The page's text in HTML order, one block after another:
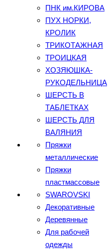
ПНК им.КИРОВА
ПУХ НОРКИ,
КРОЛИК
ТРИКОТАЖНАЯ
ТРОИЦКАЯ
ХОЗЯЮШКА-
РУКОДЕЛЬНИЦА
ШЕРСТЬ В
ТАБЛЕТКАХ
ШЕРСТЬ ДЛЯ
ВАЛЯНИЯ
Пряжки
металлические
Пряжки
пластмассовые
SWAROVSKI
Декоративные
Деревянные
Для рабочей
одежды